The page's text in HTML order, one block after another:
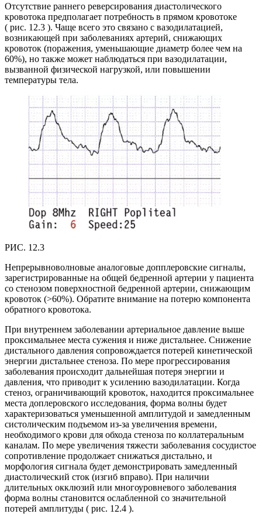
Отсутствие раннего реверсирования диастолического
кровотока предполагает потребность в прямом кровотоке
( рис. 12.3 ). Чаще всего это связано с вазодилатацией,
возникающей при заболеваниях артерий, снижающих
кровоток (поражения, уменьшающие диаметр более чем на
60%), но также может наблюдаться при вазодилатации,
вызванной физической нагрузкой, или повышении
температуры тела.
РИС. 12.3
Непрерывноволновые аналоговые допплеровские сигналы,
зарегистрированные на общей бедренной артерии у пациента
со стенозом поверхностной бедренной артерии, снижающим
кровоток (>60%). Обратите внимание на потерю компонента
обратного кровотока.
При внутреннем заболевании артериальное давление выше
проксимальнее места сужения и ниже дистальнее. Снижение
дистального давления сопровождается потерей кинетической
энергии дистальнее стеноза. По мере прогрессирования
заболевания происходит дальнейшая потеря энергии и
давления, что приводит к усилению вазодилатации. Когда
стеноз, ограничивающий кровоток, находится проксимальнее
места доплеровского исследования, форма волны будет
характеризоваться уменьшенной амплитудой и замедленным
систолическим подъемом из-за увеличения времени,
необходимого крови для обхода стеноза по коллатеральным
каналам. По мере увеличения тяжести заболевания сосудистое
сопротивление продолжает снижаться дистально, и
морфология сигнала будет демонстрировать замедленный
диастолический сток (изгиб вправо). При наличии
длительных окклюзий или многоуровневого заболевания
форма волны становится ослабленной со значительной
потерей амплитуды ( рис. 12.4 ).